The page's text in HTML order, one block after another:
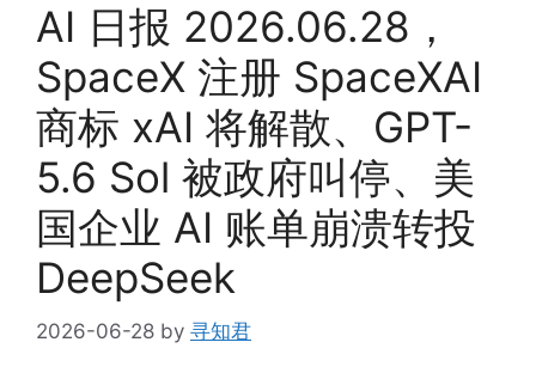
AI 日报 2026.06.28，
SpaceX 注册 SpaceXAI
商标 xAI 将解散、GPT-
5.6 Sol 被政府叫停、美
国企业 AI 账单崩溃转投
DeepSeek
2026-06-28 by 寻知君